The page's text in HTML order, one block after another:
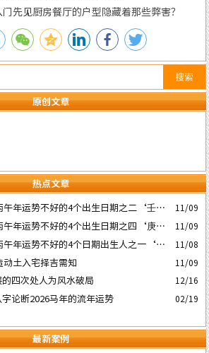
搜索
原创文章
热点文章
年运势不好的4个出生日期之二‘壬子’
11/09
年运势不好的4个出生日期之四‘庚子’
11/09
午年运势不好的4个日期出生人之一‘戊
11/08
土入宅择吉需知 11/09
四次处人为风水破局 12/16
论断2026马年的流年运势 02/19
最新案例
先见厨房餐厅的户型隐藏着那些弊害？